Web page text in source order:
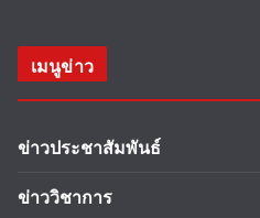
เมนูข่าว
ข่าวประชาสัมพันธ์
ข่าววิชาการ